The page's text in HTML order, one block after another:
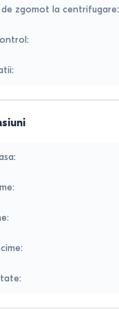
de zgomot la centrifugare:
:
:
:
:
:
:
: